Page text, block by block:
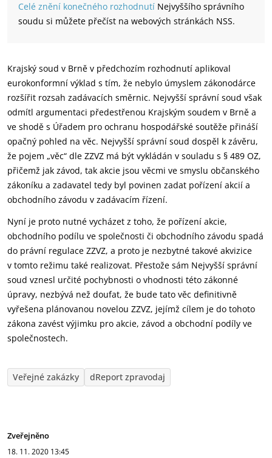
Celé znění konečného rozhodnutí Nejvyššího správního
soudu si můžete přečíst na webových stránkách NSS.
Krajský soud v Brně v předchozím rozhodnutí aplikoval
eurokonformní výklad s tím, že nebylo úmyslem zákonodárce
rozšířit rozsah zadávacích směrnic. Nejvyšší správní soud však
odmítl argumentaci předestřenou Krajským soudem v Brně a
ve shodě s Úřadem pro ochranu hospodářské soutěže přináší
opačný pohled na věc. Nejvyšší správní soud dospěl k závěru,
že pojem „věc“ dle ZZVZ má být vykládán v souladu s § 489 OZ,
přičemž jak závod, tak akcie jsou věcmi ve smyslu občanského
zákoníku a zadavatel tedy byl povinen zadat pořízení akcií a
obchodního závodu v zadávacím řízení.
Nyní je proto nutné vycházet z toho, že pořízení akcie,
obchodního podílu ve společnosti či obchodního závodu spadá
do právní regulace ZZVZ, a proto je nezbytné takové akvizice
v tomto režimu také realizovat. Přestože sám Nejvyšší správní
soud vznesl určité pochybnosti o vhodnosti této zákonné
úpravy, nezbývá než doufat, že bude tato věc definitivně
vyřešena plánovanou novelou ZZVZ, jejímž cílem je do tohoto
zákona zavést výjimku pro akcie, závod a obchodní podíly ve
společnostech.
Veřejné zakázky dReport zpravodaj
Zveřejněno
18. 11. 2020 13:45